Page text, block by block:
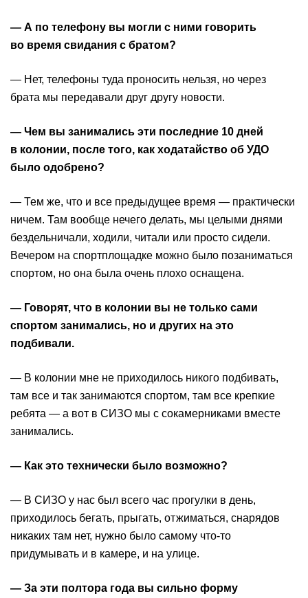
— А по телефону вы могли с ними говорить
во время свидания с братом?
— Нет, телефоны туда проносить нельзя, но через
брата мы передавали друг другу новости.
— Чем вы занимались эти последние 10 дней
в колонии, после того, как ходатайство об УДО
было одобрено?
— Тем же, что и все предыдущее время — практически
ничем. Там вообще нечего делать, мы целыми днями
бездельничали, ходили, читали или просто сидели.
Вечером на спортплощадке можно было позаниматься
спортом, но она была очень плохо оснащена.
— Говорят, что в колонии вы не только сами
спортом занимались, но и других на это
подбивали.
— В колонии мне не приходилось никого подбивать,
там все и так занимаются спортом, там все крепкие
ребята — а вот в СИЗО мы с сокамерниками вместе
занимались.
— Как это технически было возможно?
— В СИЗО у нас был всего час прогулки в день,
приходилось бегать, прыгать, отжиматься, снарядов
никаких там нет, нужно было самому что-то
придумывать и в камере, и на улице.
— За эти полтора года вы сильно форму